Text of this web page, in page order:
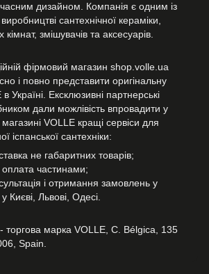
дизайном. Компанія є одним із
сантехнічної кераміки,
змішувачів та аксесуарів.
фірмовий магазин shop.volle.ua
і повно представити оригінальну
Україні. Ексклюзивні партнерські
дали можлівість впровадити у
VOLLE кращі сервіси для
іспанської сантехніки:
не габаритних товарів;
частинами;
і отримання замовлень у
Києві, Львові, Одесі.
торгова марка VOLLE, C. Bélgica, 135
Spain.